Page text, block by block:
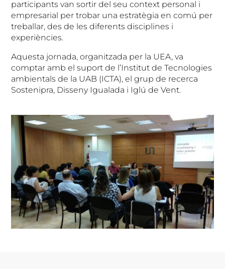
participants van sortir del seu context personal i
empresarial per trobar una estratègia en comú per
treballar, des de les diferents disciplines i
experiències.
Aquesta jornada, organitzada per la UEA, va
comptar amb el suport de l’Institut de Tecnologies
ambientals de la UAB (ICTA), el grup de recerca
Sostenipra, Disseny Igualada i Iglú de Vent.